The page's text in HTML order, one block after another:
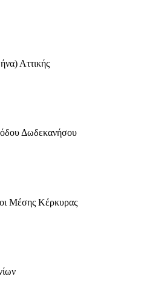
Αττικής
Δωδεκανήσου
Μέσης Κέρκυρας